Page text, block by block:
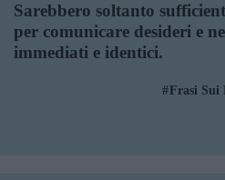
Sarebbero soltanto
per comunicare desideri e
immediati e identici.
Frasi Sui